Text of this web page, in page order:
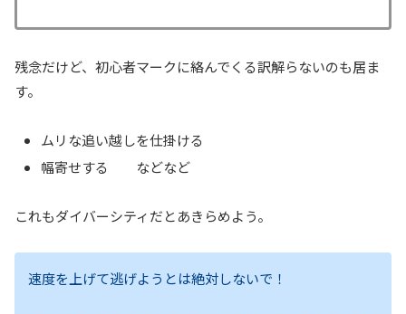
残念だけど、初心者マークに絡んでくる訳解らないのも居ま
す。
ムリな追い越しを仕掛ける
幅寄せする などなど
これもダイバーシティだとあきらめよう。
速度を上げて逃げようとは絶対しないで！